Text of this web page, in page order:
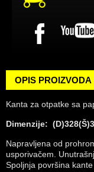
OPIS PROIZVODA
Kanta za otpatke sa
Dimenzije:
Napravljena od
usporivačem.
Spoljnja površina